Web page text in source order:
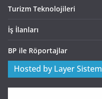
Turizm Teknolojileri
İş İlanları
BP ile Röportajlar
Hosted by Layer Sistem